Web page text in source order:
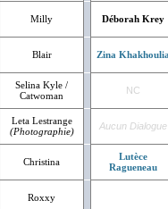
Milly Déborah Krey
Blair Zina
Selina Kyle /
Catwoman
NC
Leta Lestrange
(Photographie)
Aucun Dialogue
Christina
Lutèce
Ragueneau
Roxxy